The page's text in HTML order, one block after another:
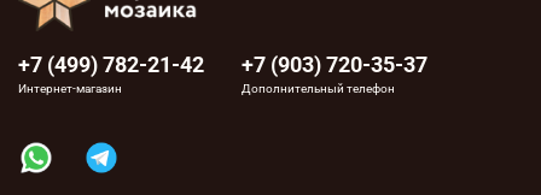
+7 (499) 782-21-42
Интернет-магазин
+7 (903) 720-35-37
Дополнительный телефон